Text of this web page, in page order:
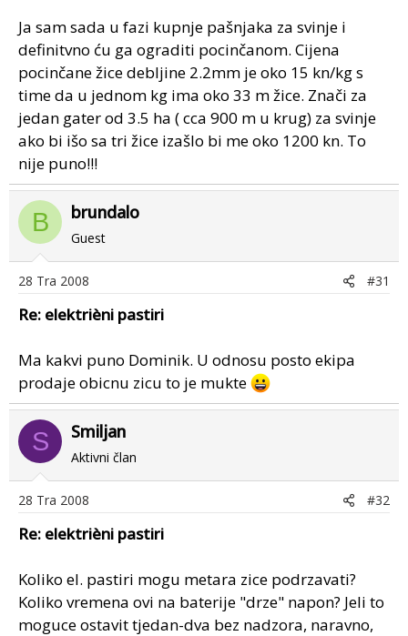
Ja sam sada u fazi kupnje pašnjaka za svinje i
definitvno ću ga ograditi pocinčanom. Cijena
pocinčane žice debljine 2.2mm je oko 15 kn/kg s
time da u jednom kg ima oko 33 m žice. Znači za
jedan gater od 3.5 ha ( cca 900 m u krug) za svinje
ako bi išo sa tri žice izašlo bi me oko 1200 kn. To
nije puno!!!
B brundalo
Guest
28 Tra 2008 #31
Re: elektrièni pastiri
Ma kakvi puno Dominik. U odnosu posto ekipa
prodaje obicnu zicu to je mukte
S Smiljan
Aktivni član
28 Tra 2008 #32
Re: elektrièni pastiri
Koliko el. pastiri mogu metara zice podrzavati?
Koliko vremena ovi na baterije "drze" napon? Jeli to
moguce ostavit tjedan-dva bez nadzora, naravno,